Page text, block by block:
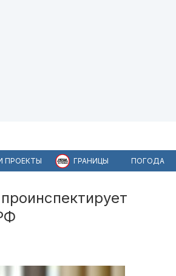
ПРОЕКТЫ ГРАНИЦЫ ПОГОДА